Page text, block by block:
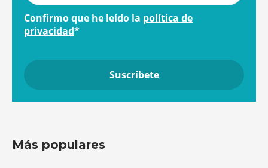
Confirmo que he leído la política de
privacidad*
Más populares